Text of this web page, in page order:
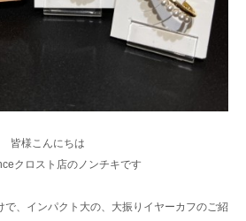
皆様こんにちは
クロスト店のノンチキです
で、インパクト大の、大振りイヤーカフのご紹